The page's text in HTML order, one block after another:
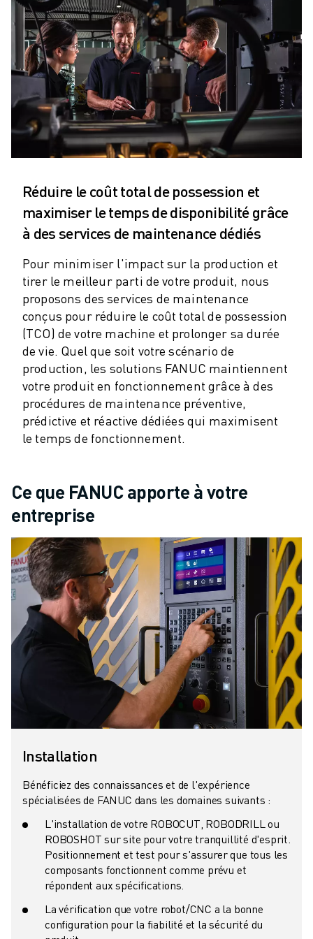
ROBOTS SCARA
CENTRES D'USINAGE CNC COMPACTS
RECHERCHE DE ROBODRILL
ROBODRILL CENTRES D'USINAGE CNC COMPACTS
ROBODRILL MATÉRIEL
LOGICIEL ROBODRILL
ROBODRILL MAINTENANCE PRÉVENTIVE
DURABILITÉ DU ROBODRILL
ROBODRILL ENSEMBLE DE ROBOTS
MACHINES DE MOULAGE PAR INJECTION ÉLECTRIQUES
ROBOSHOT MACHINES DE MOULAGE PAR INJECTION ÉLECTRIQUES
ROBOSHOT MATÉRIEL
LOGICIEL ROBOSHOT
DURABILITÉ DU ROBOSHOT
ROBOSHOT ENSEMBLE DE ROBOTS
ROBOSHOT MAINTENANCE PRÉVENTIVE
COÛT TOTAL D'UNE ROBOSHOT
MACHINES D'ÉLECTROÉROSION PAR FIL
ROBOCUT MACHINES D'ÉLECTROÉROSION À FIL
ROBOCUT MATÉRIEL
LOGICIEL ROBOCUT
ROBOCUT MAINTENANCE PRÉVENTIVE
DURABILITÉ DU ROBOCUT
DES SOLUTIONS D'USINE INTELLIGENTE POUR AMÉLIORER
ENREGISTREMENT DU PRODUIT "
SOLUTIONS
INDUSTRIES
TOUTES LES INDUSTRIES
AÉROSPATIALE
AUTOMOBILE
VÉHICULES ÉLECTRIQUES
ÉLECTRONIQUE
ALIMENTATION ET BOISSONS
ENTREPOSAGE, LOGISTIQUE, POSTE ET COLIS
APPLICATIONS
USINAGE 5 AXES
SOUDAGE À L'ARC
ASSEMBLAGE
RECTIFICATION CNC
FRAISAGE CNC
TOURNAGE CNC
PERÇAGE ET TARAUDAGE À GRANDE VITESSE
MOULAGE PAR INJECTION
ENTRETIEN DES MACHINES
Réduire le coût total de possession et
maximiser le temps de disponibilité grâce
à des services de maintenance dédiés
Pour minimiser l'impact sur la production et
tirer le meilleur parti de votre produit, nous
proposons des services de maintenance
conçus pour réduire le coût total de possession
(TCO) de votre machine et prolonger sa durée
de vie. Quel que soit votre scénario de
production, les solutions FANUC maintiennent
votre produit en fonctionnement grâce à des
procédures de maintenance préventive,
prédictive et réactive dédiées qui maximisent
le temps de fonctionnement.
Ce que FANUC apporte à votre
entreprise
Installation
Bénéficiez des connaissances et de l'expérience
spécialisées de FANUC dans les domaines suivants :
L'installation de votre ROBOCUT, ROBODRILL ou
ROBOSHOT sur site pour votre tranquillité d'esprit.
Positionnement et test pour s'assurer que tous les
composants fonctionnent comme prévu et
répondent aux spécifications.
La vérification que votre robot/CNC a la bonne
configuration pour la fiabilité et la sécurité du